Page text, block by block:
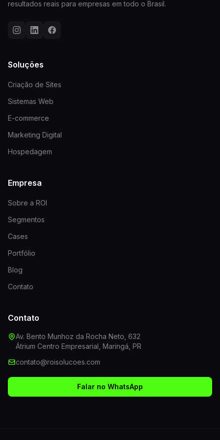
resultados reais para empresas em todo o Brasil.
Soluções
Criação de Sites
Sistemas Web
E-commerce
Marketing Digital
Hospedagem
Empresa
Sobre a ROI
Segmentos
Cases
Portfólio
Blog
Contato
Contato
Av. Bento Munhoz da Rocha Neto, 632
Átrium Centro Empresarial, Maringá, PR
contato@roisolucoes.com
Falar no WhatsApp